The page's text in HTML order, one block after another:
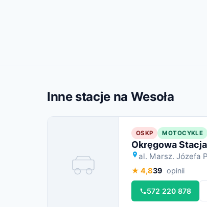
Inne stacje na Wesoła
Miniatura
OSKP MOTOCYKLE
Okręgowa
al. Marsz. Józefa
★ 4,839 opinii
572 220 878